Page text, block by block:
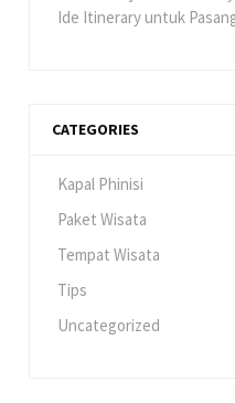
Ide Itinerary untuk
CATEGORIES
Kapal Phinisi
Paket Wisata
Tempat Wisata
Tips
Uncategorized